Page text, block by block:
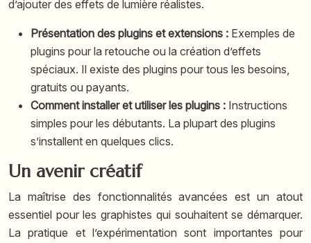
d’ajouter des effets de lumière réalistes.
Présentation des plugins et extensions : Exemples de
plugins pour la retouche ou la création d’effets
spéciaux. Il existe des plugins pour tous les besoins,
gratuits ou payants.
Comment installer et utiliser les plugins : Instructions
simples pour les débutants. La plupart des plugins
s’installent en quelques clics.
Un avenir créatif
La maîtrise des fonctionnalités avancées est un atout
essentiel pour les graphistes qui souhaitent se démarquer.
La pratique et l’expérimentation sont importantes pour